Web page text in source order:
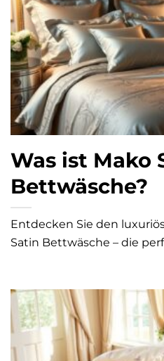
Was ist Mako
Bettwäsche?
Entdecken Sie den
Satin Bettwäsche – die